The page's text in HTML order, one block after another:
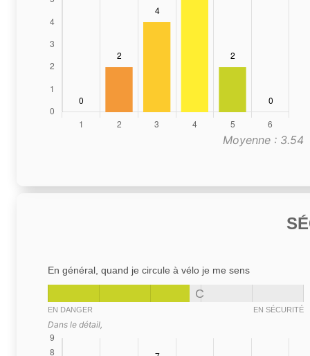
Moyenne : 3.54
En général, quand je circule à vélo je me sens
C
EN DANGER EN SÉCURITÉ
Dans le détail,